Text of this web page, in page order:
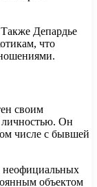
Депардье
что
своим
Он
числе с бывшей
неофициальных
объектом